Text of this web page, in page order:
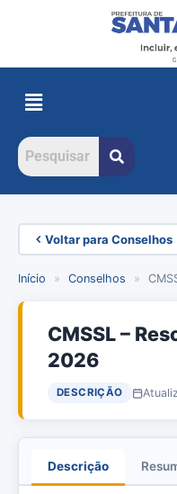
Voltar para Conselhos
Início » Conselhos »
CMSSL –
2026
DESCRIÇÃO
Descrição